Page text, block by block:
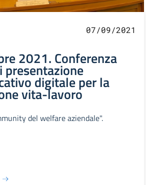
07/09/2021
2021. Conferenza
presentazione
digitale per la
vita-lavoro
del welfare aziendale".